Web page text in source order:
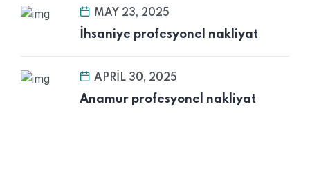
MAY 23, 2025
İhsaniye profesyonel nakliyat
APRIL 30, 2025
Anamur profesyonel nakliyat